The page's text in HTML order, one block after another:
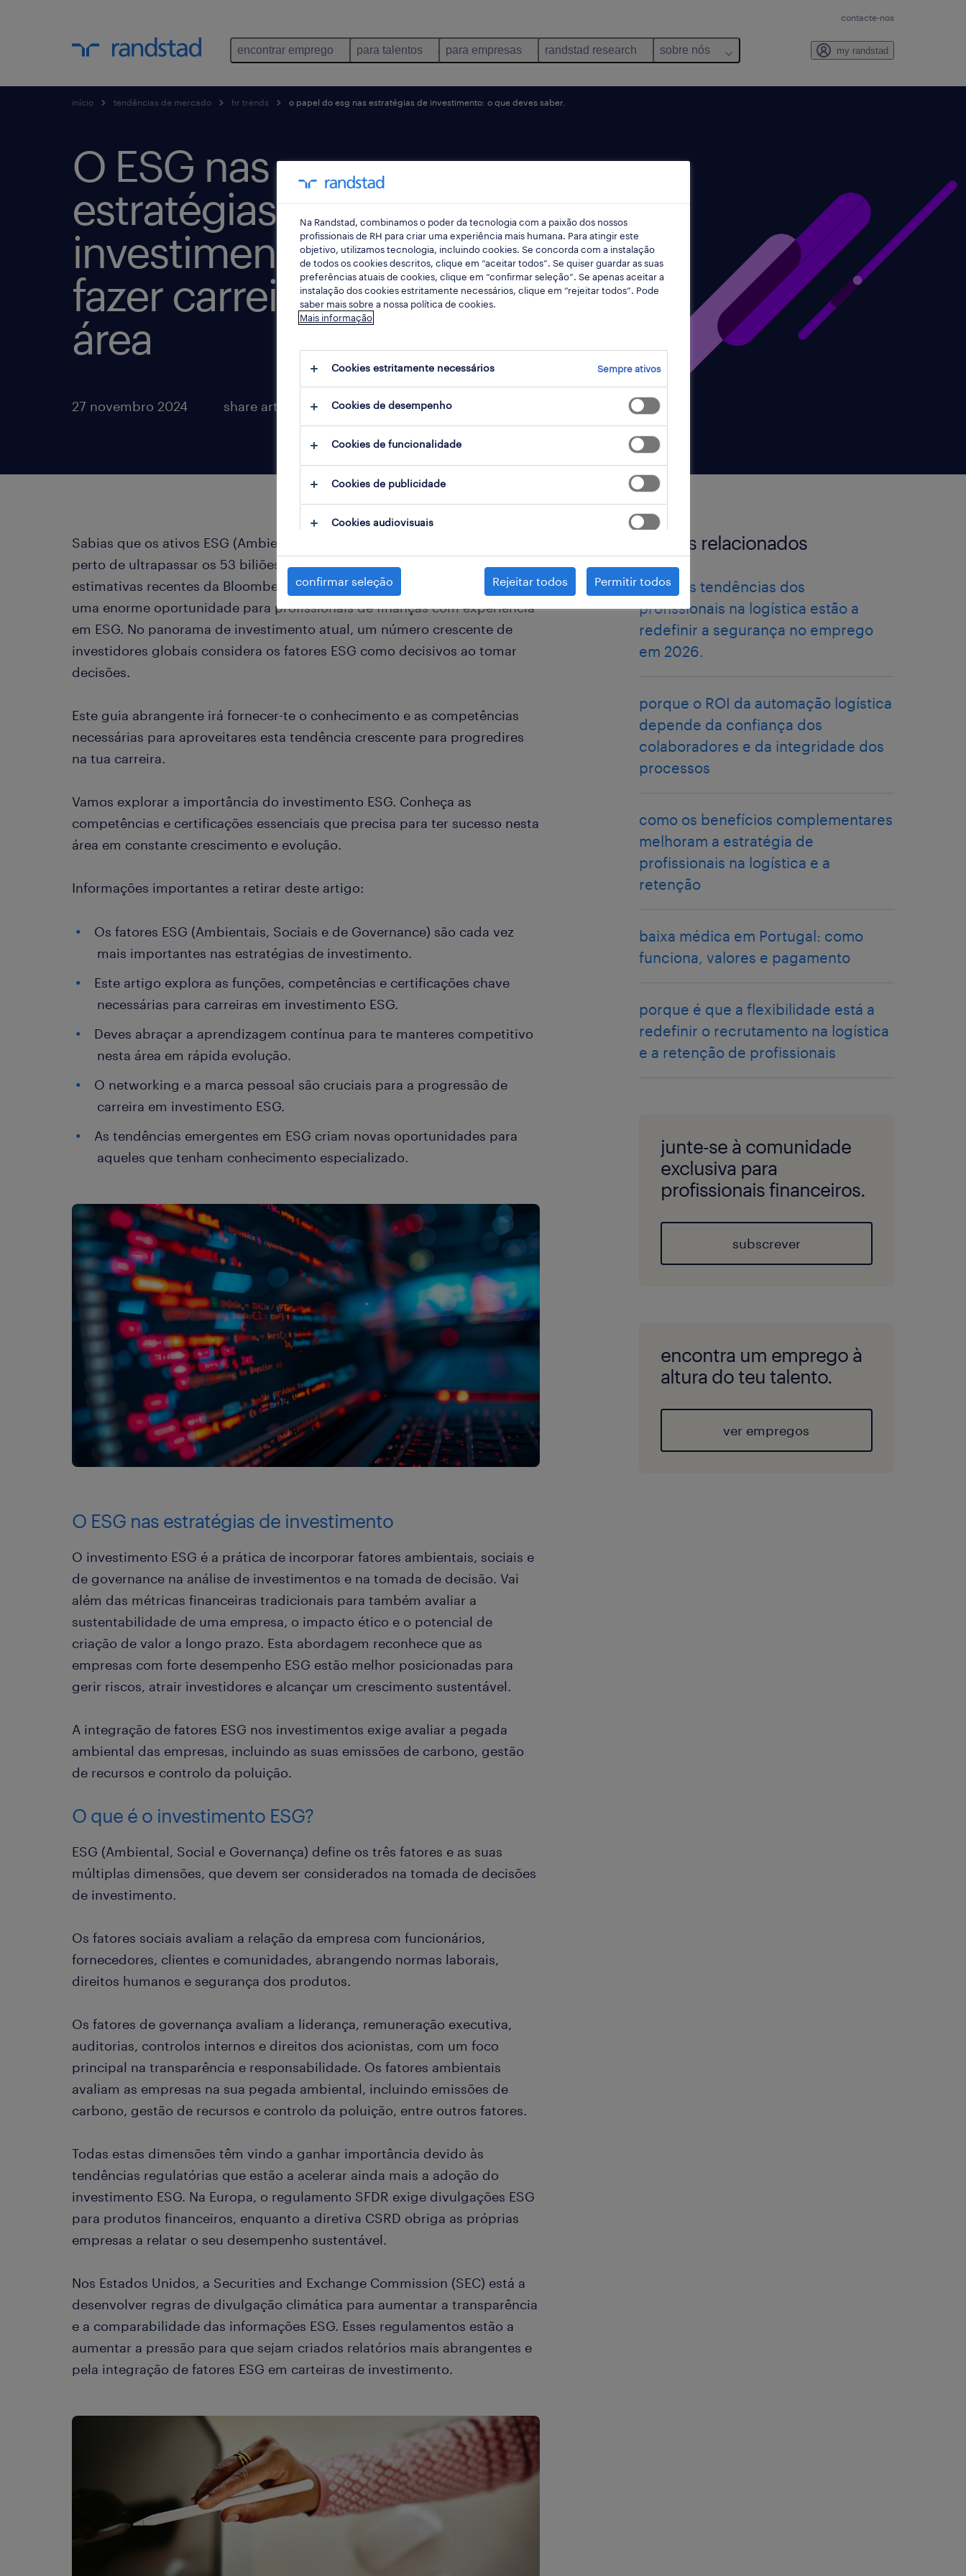
contacte-nos
encontrar emprego para talentos para empresas randstad research sobre nós my randstad
início tendências de mercado hr trends o papel do esg nas estratégias de investimento: o que deves saber.
O ESG nas
estratégias de
investimento e como
fazer carreira nesta
área
27 novembro 2024 share article:
Sabias que os ativos ESG (Ambientais, Sociais e de Governance) estão
perto de ultrapassar os 53 biliões de dólares até 2025, de acordo com
estimativas recentes da Bloomberg? Este crescimento explosivo significa
uma enorme oportunidade para profissionais de finanças com experiência
em ESG. No panorama de investimento atual, um número crescente de
investidores globais considera os fatores ESG como decisivos ao tomar
decisões.
Este guia abrangente irá fornecer-te o conhecimento e as competências
necessárias para aproveitares esta tendência crescente para progredires
na tua carreira.
Vamos explorar a importância do investimento ESG. Conheça as
competências e certificações essenciais que precisa para ter sucesso nesta
área em constante crescimento e evolução.
Informações importantes a retirar deste artigo:
Os fatores ESG (Ambientais, Sociais e de Governance) são cada vez
mais importantes nas estratégias de investimento.
Este artigo explora as funções, competências e certificações chave
necessárias para carreiras em investimento ESG.
Deves abraçar a aprendizagem contínua para te manteres competitivo
nesta área em rápida evolução.
O networking e a marca pessoal são cruciais para a progressão de
carreira em investimento ESG.
As tendências emergentes em ESG criam novas oportunidades para
aqueles que tenham conhecimento especializado.
O ESG nas estratégias de investimento
O investimento ESG é a prática de incorporar fatores ambientais, sociais e
de governance na análise de investimentos e na tomada de decisão. Vai
além das métricas financeiras tradicionais para também avaliar a
sustentabilidade de uma empresa, o impacto ético e o potencial de
criação de valor a longo prazo. Esta abordagem reconhece que as
empresas com forte desempenho ESG estão melhor posicionadas para
gerir riscos, atrair investidores e alcançar um crescimento sustentável.
A integração de fatores ESG nos investimentos exige avaliar a pegada
ambiental das empresas, incluindo as suas emissões de carbono, gestão
de recursos e controlo da poluição.
O que é o investimento ESG?
ESG (Ambiental, Social e Governança) define os três fatores e as suas
múltiplas dimensões, que devem ser considerados na tomada de decisões
de investimento.
Os fatores sociais avaliam a relação da empresa com funcionários,
fornecedores, clientes e comunidades, abrangendo normas laborais,
direitos humanos e segurança dos produtos.
Os fatores de governança avaliam a liderança, remuneração executiva,
auditorias, controlos internos e direitos dos acionistas, com um foco
principal na transparência e responsabilidade. Os fatores ambientais
avaliam as empresas na sua pegada ambiental, incluindo emissões de
carbono, gestão de recursos e controlo da poluição, entre outros fatores.
Todas estas dimensões têm vindo a ganhar importância devido às
tendências regulatórias que estão a acelerar ainda mais a adoção do
investimento ESG. Na Europa, o regulamento SFDR exige divulgações ESG
para produtos financeiros, enquanto a diretiva CSRD obriga as próprias
empresas a relatar o seu desempenho sustentável.
Nos Estados Unidos, a Securities and Exchange Commission (SEC) está a
desenvolver regras de divulgação climática para aumentar a transparência
e a comparabilidade das informações ESG. Esses regulamentos estão a
aumentar a pressão para que sejam criados relatórios mais abrangentes e
pela integração de fatores ESG em carteiras de investimento.
artigos relacionados
como as tendências dos
profissionais na logística estão a
redefinir a segurança no emprego
em 2026.
porque o ROI da automação logística
depende da confiança dos
colaboradores e da integridade dos
processos
como os benefícios complementares
melhoram a estratégia de
profissionais na logística e a
retenção
baixa médica em Portugal: como
funciona, valores e pagamento
porque é que a flexibilidade está a
redefinir o recrutamento na logística
e a retenção de profissionais
junte-se à comunidade
exclusiva para
profissionais financeiros.
subscrever
encontra um emprego à
altura do teu talento.
ver empregos
Na Randstad, combinamos o poder da tecnologia com a paixão dos nossos
profissionais de RH para criar uma experiência mais humana. Para atingir este
objetivo, utilizamos tecnologia, incluindo cookies. Se concorda com a instalação
de todos os cookies descritos, clique em “aceitar todos”. Se quiser guardar as suas
preferências atuais de cookies, clique em “confirmar seleção”. Se apenas aceitar a
instalação dos cookies estritamente necessários, clique em “rejeitar todos”. Pode
saber mais sobre a nossa política de cookies.
Mais informação
Cookies estritamente necessários Sempre ativos
Cookies de desempenho
Cookies de funcionalidade
Cookies de publicidade
Cookies audiovisuais
confirmar seleção Rejeitar todos Permitir todos